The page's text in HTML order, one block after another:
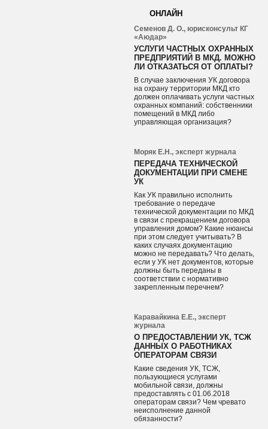
ОНЛАЙН
Семенов Д. О., юрисконсульт КГ
«Аюдар»
УСЛУГИ ЧАСТНЫХ ОХРАННЫХ
ПРЕДПРИЯТИЙ В МКД. МОЖНО
ЛИ ОТКАЗАТЬСЯ ОТ ОПЛАТЫ?
В случае заключения УК договора
на охрану территории МКД кто
должен оплачивать услуги частных
охранных компаний: собственники
помещений в МКД либо
управляющая организация?
Моряк Е.Н., эксперт журнала
ПЕРЕДАЧА ТЕХНИЧЕСКОЙ
ДОКУМЕНТАЦИИ ПРИ СМЕНЕ
УК
Как УК правильно исполнить
требование о передаче
технической документации по МКД
в связи с прекращением договора
управления домом? Какие нюансы
при этом следует учитывать? В
каких случаях документацию
можно не передавать? Что делать,
если у УК нет документов, которые
должны быть переданы в
соответствии с нормативно
закрепленным перечнем?
Каравайкина Е.Е., эксперт
журнала
О ПРЕДОСТАВЛЕНИИ УК, ТСЖ
ДАННЫХ О РАБОТНИКАХ
ОПЕРАТОРАМ СВЯЗИ
Какие сведения УК, ТСЖ,
пользующиеся услугами
мобильной связи, должны
предоставлять с 01.06.2018
операторам связи? Чем чревато
неисполнение данной
обязанности?